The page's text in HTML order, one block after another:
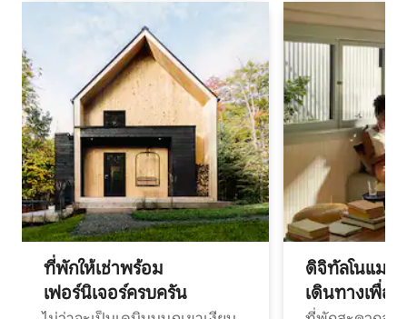
ที่พักให้เช่าพร้อม
เฟอร์นิเจอร์ครบครัน
ดิจิทัลโนแมด
เดินทางเพื่อ